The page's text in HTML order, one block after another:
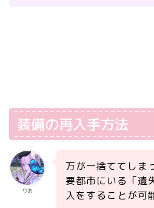
装備の再入手方法
りお
万が一捨ててしま
要都市にいる「遺
入をすることが可